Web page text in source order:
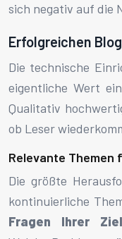
sich negativ auf die
Erfolgreichen
Die technische
eigentliche Wert
Qualitativ
ob Leser
Relevante Themen
Die größte
kontinuierliche
Fragen Ihrer